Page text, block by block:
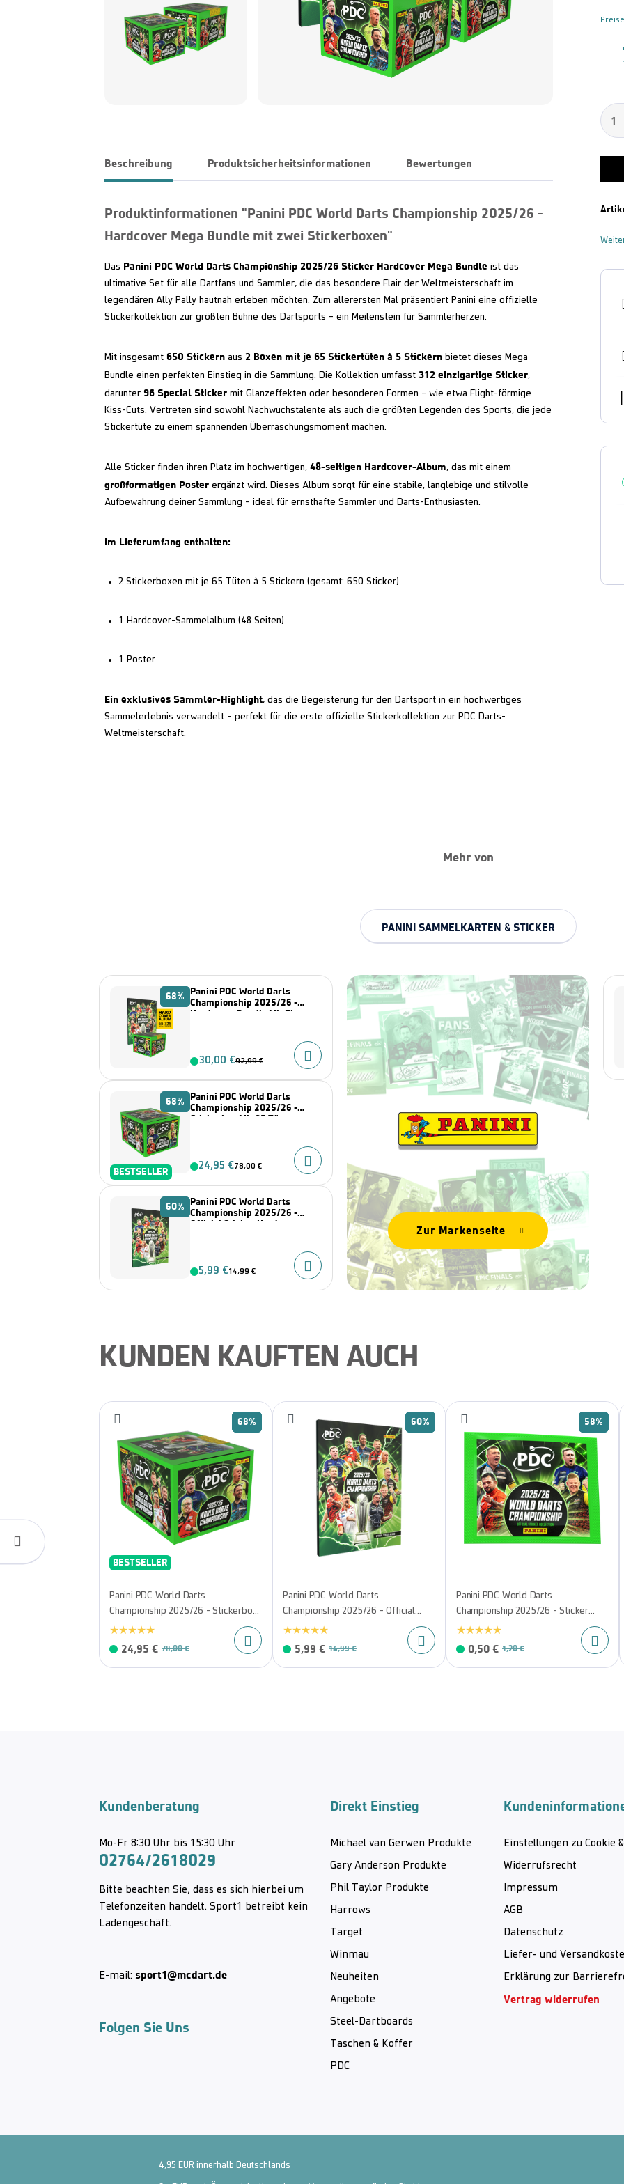
Beschreibung Produktsicherheitsinformationen Bewertungen
Produktinformationen "Panini PDC World Darts Championship 2025/26 -
Hardcover Mega Bundle mit zwei Stickerboxen"
Das Panini PDC World Darts Championship 2025/26 Sticker Hardcover Mega Bundle ist das
ultimative Set für alle Dartfans und Sammler, die das besondere Flair der Weltmeisterschaft im
legendären Ally Pally hautnah erleben möchten. Zum allerersten Mal präsentiert Panini eine offizielle
Stickerkollektion zur größten Bühne des Dartsports – ein Meilenstein für Sammlerherzen.
Mit insgesamt 650 Stickern aus 2 Boxen mit je 65 Stickertüten à 5 Stickern bietet dieses Mega
Bundle einen perfekten Einstieg in die Sammlung. Die Kollektion umfasst 312 einzigartige Sticker,
darunter 96 Special Sticker mit Glanzeffekten oder besonderen Formen – wie etwa Flight-förmige
Kiss-Cuts. Vertreten sind sowohl Nachwuchstalente als auch die größten Legenden des Sports, die jede
Stickertüte zu einem spannenden Überraschungsmoment machen.
Alle Sticker finden ihren Platz im hochwertigen, 48-seitigen Hardcover-Album, das mit einem
großformatigen Poster ergänzt wird. Dieses Album sorgt für eine stabile, langlebige und stilvolle
Aufbewahrung deiner Sammlung – ideal für ernsthafte Sammler und Darts-Enthusiasten.
Im Lieferumfang enthalten:
2 Stickerboxen mit je 65 Tüten à 5 Stickern (gesamt: 650 Sticker)
1 Hardcover-Sammelalbum (48 Seiten)
1 Poster
Ein exklusives Sammler-Highlight, das die Begeisterung für den Dartsport in ein hochwertiges
Sammelerlebnis verwandelt – perfekt für die erste offizielle Stickerkollektion zur PDC Darts-
Weltmeisterschaft.
Mehr von
PANINI SAMMELKARTEN & STICKER
68% Panini PDC World Darts
Championship 2025/26 -
Hardcover Bundle Mit Einer
30,00 €92,99 €
68%
BESTSELLER
Panini PDC World Darts
Championship 2025/26 -
Stickerbox Mit 65 Tüten
24,95 €78,00 €
60% Panini PDC World Darts
Championship 2025/26 -
Official Sticker Hardcover
5,99 €14,99 €
Zur Markenseite
KUNDEN KAUFTEN AUCH
68%
BESTSELLER
Panini PDC World Darts
Championship 2025/26 - Stickerbox
mit 65 Tüten
24,95 € 78,00 €
60%
Panini PDC World Darts
Championship 2025/26 - Official
Sticker Hardcover Sammelalbum
5,99 € 14,99 €
58%
Panini PDC World Darts
Championship 2025/26 - Sticker
Pack
0,50 € 1,20 €
Kundenberatung
Mo-Fr 8:30 Uhr bis 15:30 Uhr
02764/2618029
Bitte beachten Sie, dass es sich hierbei um
Telefonzeiten handelt. Sport1 betreibt kein
Ladengeschäft.
E-mail: sport1@mcdart.de
Folgen Sie Uns
Direkt Einstieg
Michael van Gerwen Produkte
Gary Anderson Produkte
Phil Taylor Produkte
Harrows
Target
Winmau
Neuheiten
Angebote
Steel-Dartboards
Taschen & Koffer
PDC
Einstellungen zu Cookie
Widerrufsrecht
Impressum
AGB
Datenschutz
Liefer- und
Erklärung zur
Vertrag widerrufen
4,95 EUR innerhalb Deutschlands